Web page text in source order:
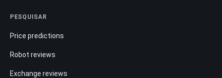
PESQUISAR
Price predictions
Robot reviews
Exchange reviews